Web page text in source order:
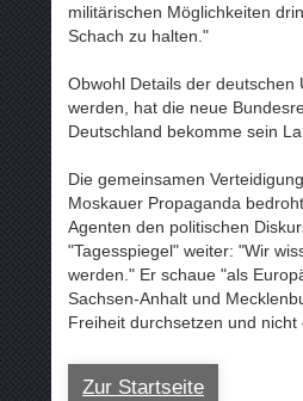
militärischen Möglichkeiten
Schach zu halten."
Obwohl Details der
werden, hat die neue
Deutschland bekomme sein
Die gemeinsamen
Moskauer Propaganda
Agenten den politischen
"Tagesspiegel" weiter: "Wir
werden." Er schaue "als
Sachsen-Anhalt und
Freiheit durchsetzen und
Zur Startseite